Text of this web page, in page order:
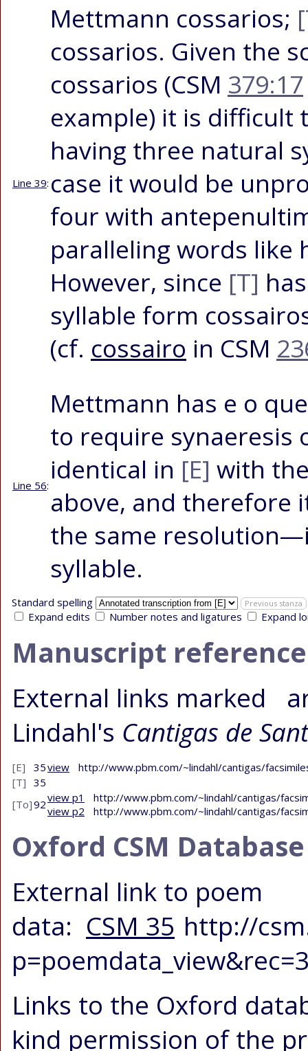
Line 39:
Mettmann cossarios;
cossarios. Given the
cossarios (CSM 379:17
example) it is difficult
having three natural
case it would be
four with
paralleling words like
However, since [T]
syllable form
(cf. cossairo in CSM
Line 56:
Mettmann has e o
to require synaeresis
identical in [E] with
above, and therefore
the same
syllable.
Standard spelling Previous stanza
Expand edits Number notes and ligatures Expand
Manuscript
External links marked
Lindahl's Cantigas de
[E] 35view
http://www.pbm.com/~lindahl/cantigas/
[T] 35
[To]92view p1
http://www.pbm.com/~lindahl/cantigas/
view p2
http://www.pbm.com/~lindahl/cantigas/
Oxford CSM
External link to poem
data: CSM 35 http://
Links to the Oxford
kind permission of the